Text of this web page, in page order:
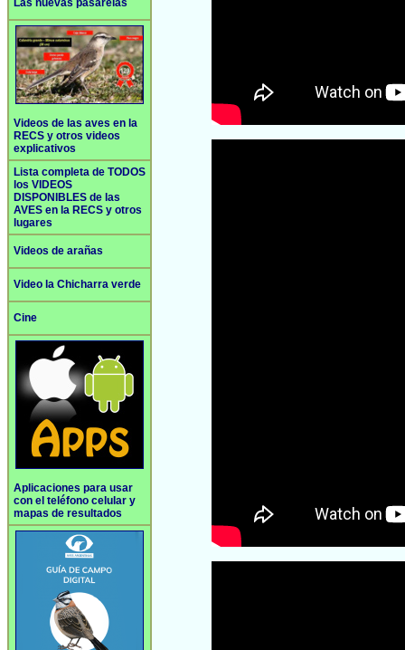
Las nuevas pasarelas
Videos de las aves en la
RECS y otros videos
explicativos
Lista completa de TODOS
los VIDEOS
DISPONIBLES de las
AVES en la RECS y otros
lugares
Videos de arañas
Video la Chicharra verde
Cine
Aplicaciones para usar
con el teléfono celular y
mapas de resultados